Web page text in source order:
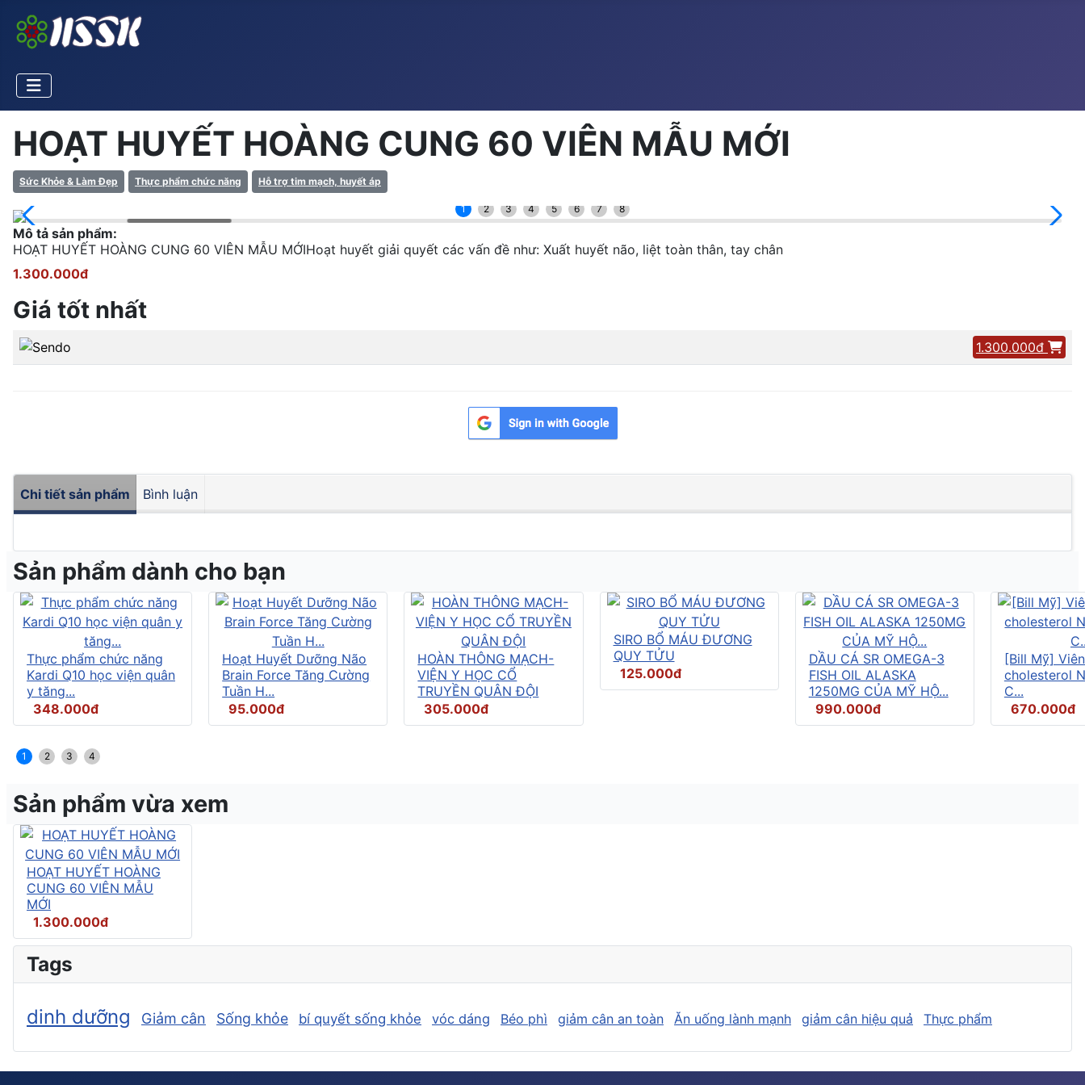
HOẠT HUYẾT HOÀNG CUNG 60 VIÊN MẪU MỚI
Sức Khỏe & Làm Đẹp Thực phẩm chức năng Hỗ trợ tim mạch, huyết áp
1 2 3 4 5 6 7 8
Mô tả sản phẩm:
HOẠT HUYẾT HOÀNG CUNG 60 VIÊN MẪU MỚIHoạt huyết giải quyết các vấn đề như: Xuất huyết não, liệt toàn thân, tay chân
1.300.000đ
Giá tốt nhất
1.300.000đ
Chi tiết sản phẩm Bình luận
Sản phẩm dành cho bạn
Thực phẩm chức năng
Kardi Q10 học viện quân
y tăng...
348.000đ
Hoạt Huyết Dưỡng Não
Brain Force Tăng Cường
Tuần H...
95.000đ
HOÀN THÔNG MẠCH-
VIỆN Y HỌC CỔ
TRUYỀN QUÂN ĐỘI
305.000đ
SIRO BỔ MÁU ĐƯƠNG
QUY TỬU
125.000đ
DẦU CÁ SR OMEGA-3
FISH OIL ALASKA
1250MG CỦA MỸ HỘ...
990.000đ
[Bill Mỹ]
cholesterol
C...
670.000đ
1 2 3 4
Sản phẩm vừa xem
HOẠT HUYẾT HOÀNG
CUNG 60 VIÊN MẪU
MỚI
1.300.000đ
Tags
dinh dưỡng Giảm cân Sống khỏe bí quyết sống khỏe vóc dáng Béo phì giảm cân an toàn Ăn uống lành mạnh giảm cân hiệu quả Thực phẩm